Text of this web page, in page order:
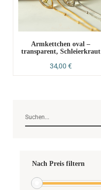
Armkettchen oval –
transparent, Schleierkraut
34,00 €
Nach Preis filtern